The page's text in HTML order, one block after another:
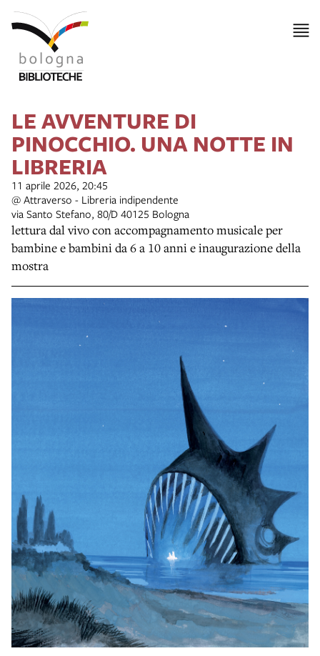
LE AVVENTURE DI
PINOCCHIO. UNA NOTTE IN
LIBRERIA
11 aprile 2026, 20:45
@ Attraverso - Libreria indipendente
via Santo Stefano, 80/D 40125 Bologna
lettura dal vivo con accompagnamento musicale per
bambine e bambini da 6 a 10 anni e inaugurazione della
mostra